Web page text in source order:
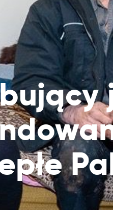
i
Pomagaj
pomoc 5 zł
Adoptuj
Dołącz do
go
Drużyny
Wspieraj
i pozostań z
Wiatraczek
Uratuj
głodu i
Uczymy, Dajemy
oznacza w
którym już
do których dociera
wydajemy